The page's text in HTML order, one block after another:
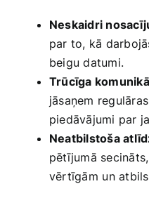
Neskaidri
par to, kā
beigu datumi.
Trūcīga‌
jāsaņem
piedāvājumi par
Neatbilstoša
pētījumā
vērtīgām⁢ un